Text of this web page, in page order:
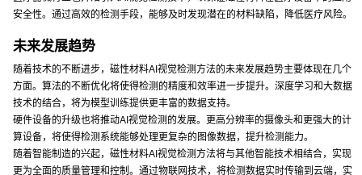
安全性。通过高效的检测手段，能够及时发现潜在的材料缺陷，降低医疗风险。
未来发展趋势
随着技术的不断进步，磁性材料AI视觉检测方法的未来发展趋势主要体现在几个
方面。算法的不断优化将使得检测的精度和效率进一步提升。深度学习和大数据
技术的结合，将为模型训练提供更丰富的数据支持。
硬件设备的升级也将推动AI视觉检测的发展。更高分辨率的摄像头和更强大的计
算设备，将使得检测系统能够处理更复杂的图像数据，提升检测能力。
随着智能制造的兴起，磁性材料AI视觉检测方法将与其他智能技术相结合，实现
更为全面的质量管理和控制。通过物联网技术，将检测数据实时传输到云端，实